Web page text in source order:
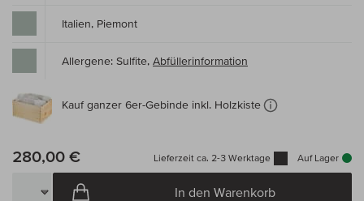
Italien, Piemont
Allergene: Sulfite, Abfüllerinformation
Kauf ganzer 6er-Gebinde inkl. Holzkiste
280,00 € Lieferzeit ca. 2-3 Werktage Auf Lager
In den Warenkorb